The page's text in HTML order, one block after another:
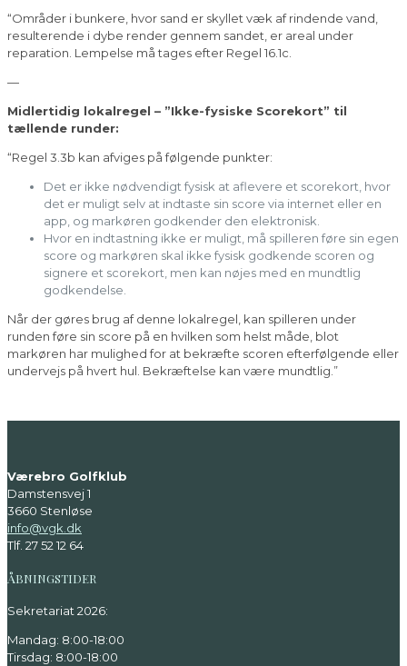
“Områder i bunkere, hvor sand er skyllet væk af rindende vand,
resulterende i dybe render gennem sandet, er areal under
reparation. Lempelse må tages efter Regel 16.1c.
—
Midlertidig lokalregel – ”Ikke-fysiske Scorekort” til
tællende runder:
“Regel 3.3b kan afviges på følgende punkter:
Det er ikke nødvendigt fysisk at aflevere et scorekort, hvor
det er muligt selv at indtaste sin score via internet eller en
app, og markøren godkender den elektronisk.
Hvor en indtastning ikke er muligt, må spilleren føre sin egen
score og markøren skal ikke fysisk godkende scoren og
signere et scorekort, men kan nøjes med en mundtlig
godkendelse.
Når der gøres brug af denne lokalregel, kan spilleren under
runden føre sin score på en hvilken som helst måde, blot
markøren har mulighed for at bekræfte scoren efterfølgende eller
undervejs på hvert hul. Bekræftelse kan være mundtlig.”
Værebro Golfklub
Damstensvej 1
3660 Stenløse
info@vgk.dk
Tlf. 27 52 12 64
ÅBNINGSTIDER
Sekretariat 2026:
Mandag: 8:00-18:00
Tirsdag: 8:00-18:00